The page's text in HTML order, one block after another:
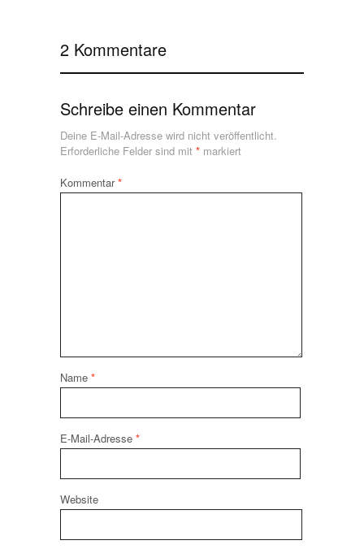
2 Kommentare
Schreibe einen Kommentar
Deine E-Mail-Adresse wird nicht veröffentlicht.
Erforderliche Felder sind mit * markiert
Kommentar*
Name *
E-Mail-Adresse *
Website